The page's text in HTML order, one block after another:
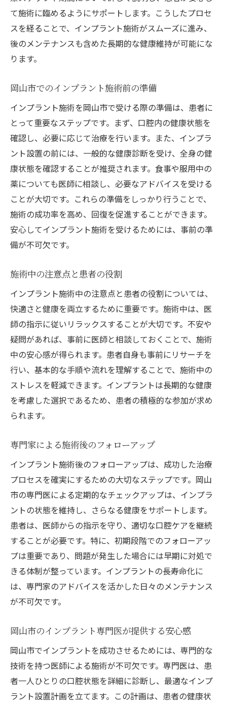
て施術に臨めるようにサポートします。こうしたプロセ
スを経ることで、インプラント施術がスムーズに進み、
後のメンテナンスも含めた長期的な健康維持が可能にな
ります。
岡山市でのインプラント施術前の準備
インプラント施術を岡山市で受ける際の準備は、患者に
とって重要なステップです。まず、口腔内の健康状態を
確認し、必要に応じて治療を行います。また、インプラ
ント設置の前には、一般的な健康診断を受け、全身の健
康状態を確認することが推奨されます。食事や服用中の
薬についても医師に相談し、必要なアドバイスを受ける
ことが大切です。これらの準備をしっかり行うことで、
施術の成功率を高め、回復を促進することができます。
安心してインプラント施術を受けるためには、事前の準
備が不可欠です。
施術中の注意点と患者の役割
インプラント施術中の注意点と患者の役割については、
快適さと健康を両立するために重要です。施術中は、医
師の指示に従いリラックスすることが大切です。不安や
疑問があれば、事前に医師と相談しておくことで、施術
中の安心感が得られます。患者自身も事前にリサーチを
行い、基本的な手順や流れを理解することで、施術中の
ストレスを軽減できます。インプラントは長期的な健康
を考慮した選択であるため、患者の積極的な参加が求め
られます。
専門家による施術後のフォローアップ
インプラント施術後のフォローアップは、成功した治療
プロセスを確実にするための大切なステップです。岡山
市の専門医による定期的なチェックアップは、インプラ
ントの状態を維持し、さらなる健康をサポートします。
患者は、医師からの指示を守り、適切な口腔ケアを継続
することが必要です。特に、初期段階でのフォローアッ
プは重要であり、問題が発生した場合には早期に対処で
きる体制が整っています。インプラントの長寿命化に
は、専門家のアドバイスを活かした日々のメンテナンス
が不可欠です。
岡山市のインプラント専門医が提供する安心感
岡山市でインプラントを成功させるためには、専門的な
技術を持つ医師による施術が不可欠です。専門医は、患
者一人ひとりの口腔状態を詳細に診断し、最適なインプ
ラント設置計画を立てます。この計画は、患者の健康状